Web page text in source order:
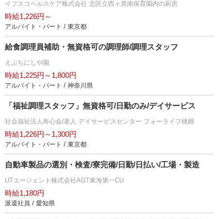
イフスコヘルスケア株式会社 北区立西ヶ原南保育園内の厨房
時給1,226円～
アルバイト・パート / 東京都
給食調理員補助・無資格可の調理師/調理スタッフ
えぶちにしや園
時給1,225円～1,800円
アルバイト・パート / 神奈川県
「福祉調理スタッフ」無資格可/日勤のみ/デイサービス
社会福祉法人寿心会/老人 デイサービスセンター フォーライフ桃郷
時給1,226円～1,300円
アルバイト・パート / 東京都
自動車製品の選別・検査/寮完備/日勤/日払い/工場・製造
UTエージェント株式会社AGT東海第一CU
時給1,180円
派遣社員 / 愛知県